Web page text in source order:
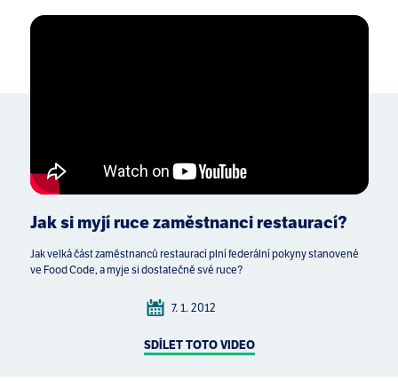
Jak si myjí ruce zaměstnanci restaurací?
Jak velká část zaměstnanců restaurací plní federální pokyny stanovené
ve Food Code, a myje si dostatečně své ruce?
7. 1. 2012
SDÍLET TOTO VIDEO